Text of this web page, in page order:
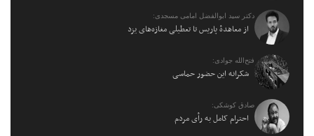
دکتر سید ابوالفضل امامی مسجدی:
از معاهدهٔ پاریس تا تعطیلی مغازه‌های یزد
فتح‌الله جوادی:
شکرانه این حضور حماسی
صادق کوشکی:
احترام کامل به رأی مردم